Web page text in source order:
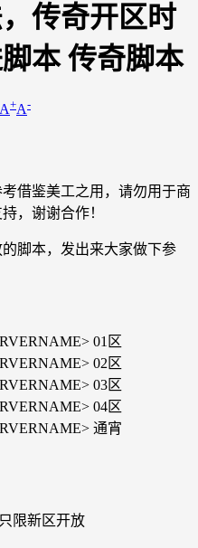
传奇开区时
本 传奇脚本
A+A-
借鉴美工之用，请勿用于商
，谢谢合作！
脚本，发出来大家做下参
01区
02区
03区
04区
通宵
限新区开放